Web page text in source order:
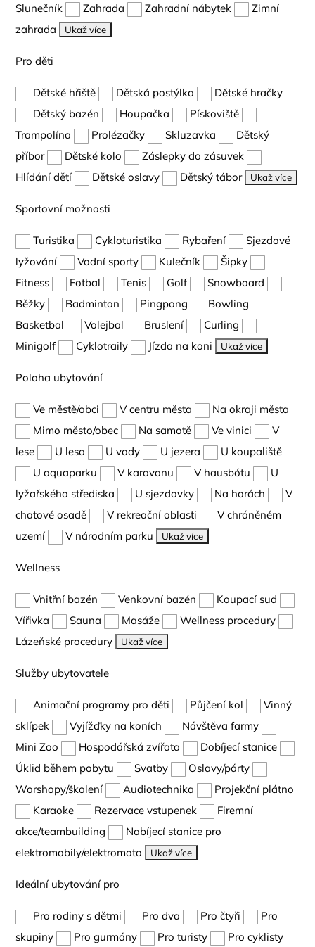
Slunečník
Zahrada Zahradní nábytek
Zimní
zahrada
Ukaž více
Pro děti
Dětské hřiště Dětská postýlka
Dětské hračky
Dětský bazén
Houpačka
Pískoviště
Trampolína
Prolézačky Skluzavka
Dětský
příbor
Dětské kolo
Záslepky do zásuvek
Hlídání dětí
Dětské oslavy Dětský tábor Ukaž více
Sportovní možnosti
Turistika Cykloturistika Rybaření
Sjezdové
lyžování
Vodní sporty Kulečník
Šipky
Fitness
Fotbal Tenis Golf
Snowboard
Běžky
Badminton Pingpong
Bowling
Basketbal
Volejbal Bruslení
Curling
Minigolf
Cyklotraily Jízda na koni Ukaž více
Poloha ubytování
Ve městě/obci V centru města
Na okraji města
Mimo město/obec
Na samotě Ve vinici
V
lese
U lesa U vody U jezera
U koupaliště
U aquaparku
V karavanu V hausbótu
U
lyžařského střediska
U sjezdovky Na horách
V
chatové osadě
V rekreační oblasti
V chráněném
uzemí
V národním parku Ukaž více
Wellness
Vnitřní bazén Venkovní bazén
Koupací sud
Vířivka
Sauna Masáže
Wellness procedury
Lázeňské procedury
Ukaž více
Služby ubytovatele
Animační programy pro děti Půjčení kol
Vinný
sklípek
Vyjížďky na koních
Návštěva farmy
Mini Zoo
Hospodářská zvířata
Dobíjecí stanice
Úklid během pobytu
Svatby
Oslavy/párty
Worshopy/školení
Audiotechnika
Projekční plátno
Karaoke
Rezervace vstupenek
Firemní
akce/teambuilding
Nabíjecí stanice pro
elektromobily/elektromoto
Ukaž více
Ideální ubytování pro
Pro rodiny s dětmi Pro dva Pro čtyři
Pro
skupiny
Pro gurmány Pro turisty Pro cyklisty